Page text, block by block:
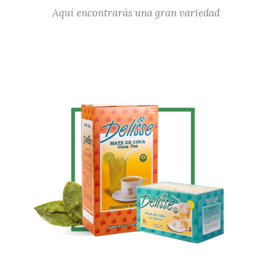
Aquí encontrarás una gran variedad